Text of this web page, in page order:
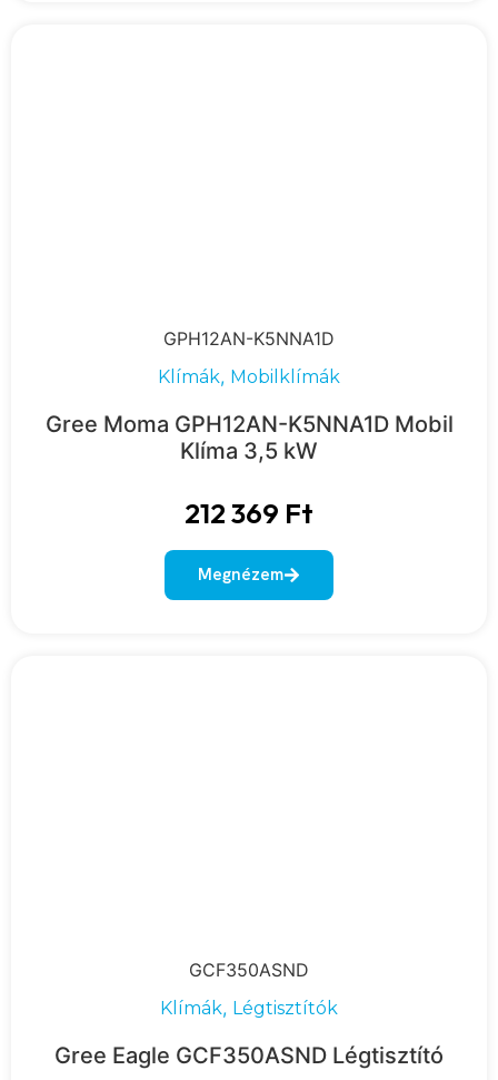
GPH12AN-K5NNA1D
Klímák, Mobilklímák
Gree Moma GPH12AN-K5NNA1D Mobil
Klíma 3,5 kW
212 369 Ft
Megnézem
GCF350ASND
Klímák, Légtisztítók
Gree Eagle GCF350ASND Légtisztító